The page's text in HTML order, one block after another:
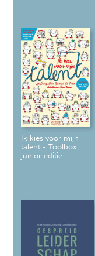
Ik kies voor mijn
talent - Toolbox
junior editie